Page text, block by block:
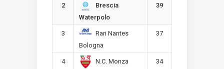
2
Brescia
Waterpolo
39
3
Rari Nantes
Bologna
37
4 N.C. Monza 34